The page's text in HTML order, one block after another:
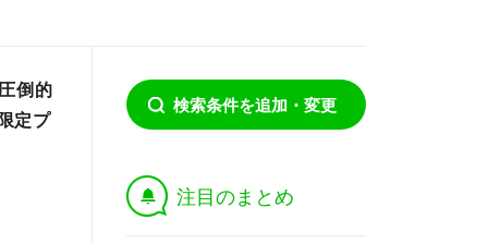
倒的
定プ
検索条件を追加・変更
† 注目のまとめ